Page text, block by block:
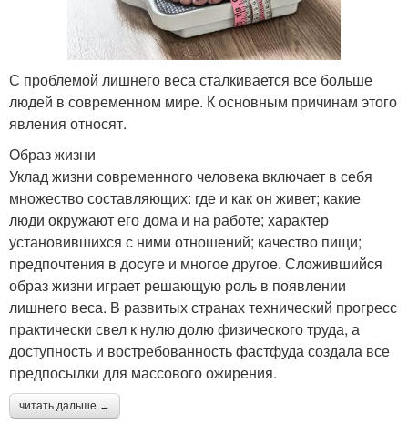
С проблемой лишнего веса сталкивается все больше
людей в современном мире. К основным причинам этого
явления относят.
Образ жизни
Уклад жизни современного человека включает в себя
множество составляющих: где и как он живет; какие
люди окружают его дома и на работе; характер
установившихся с ними отношений; качество пищи;
предпочтения в досуге и многое другое. Сложившийся
образ жизни играет решающую роль в появлении
лишнего веса. В развитых странах технический прогресс
практически свел к нулю долю физического труда, а
доступность и востребованность фастфуда создала все
предпосылки для массового ожирения.
читать дальше →